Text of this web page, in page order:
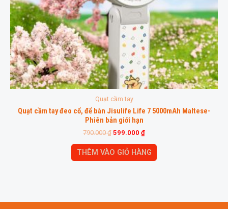
Quạt cầm tay
Quạt cầm tay đeo cổ, để bàn Jisulife Life 7 5000mAh Maltese-
Phiên bản giới hạn
790.000₫ 599.000 ₫
THÊM VÀO GIỎ HÀNG